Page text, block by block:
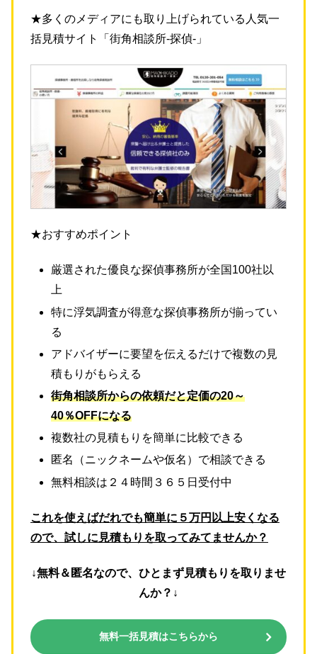
★多くのメディアにも取り上げられている人気一
括見積サイト「街角相談所-探偵-」
★おすすめポイント
厳選された優良な探偵事務所が全国100社以
上
特に浮気調査が得意な探偵事務所が揃ってい
る
アドバイザーに要望を伝えるだけで複数の見
積もりがもらえる
街角相談所からの依頼だと定価の20～
40％OFFになる
複数社の見積もりを簡単に比較できる
匿名（ニックネームや仮名）で相談できる
無料相談は２４時間３６５日受付中
これを使えばだれでも簡単に５万円以上安くなる
ので、試しに見積もりを取ってみてませんか？
↓無料＆匿名なので、ひとまず見積もりを取りませ
んか？↓
無料一括見積はこちらから